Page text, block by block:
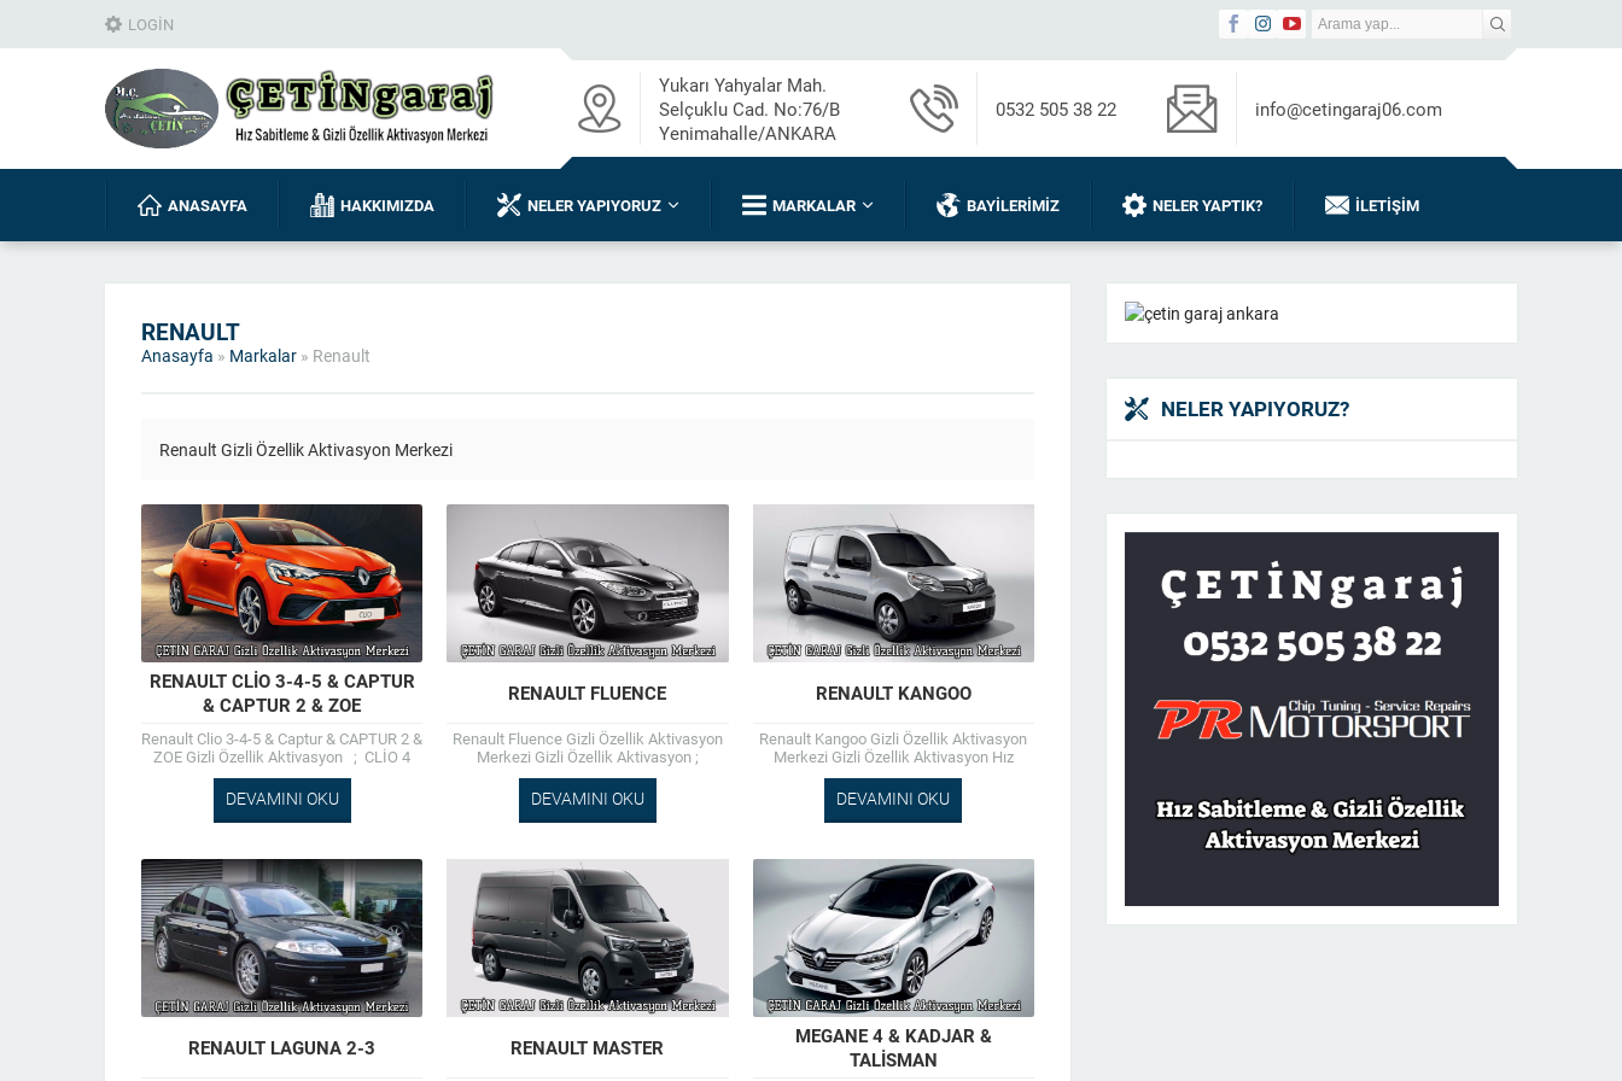
LOGIN
Yukarı Yahyalar Mah.
Selçuklu Cad. No:76/B
Yenimahalle/ANKARA
0532 505 38 22 info@cetingaraj06.com
ANASAYFA HAKKIMIZDA NELER YAPIYORUZ MARKALAR BAYILERIMIZ NELER YAPTIK? İLETIŞIM
RENAULT
Anasayfa » Markalar » Renault
Renault Gizli Özellik Aktivasyon Merkezi
RENAULT CLIO 3-4-5 & CAPTUR
& CAPTUR 2 & ZOE
Renault Clio 3-4-5 & Captur & CAPTUR 2 &
ZOE Gizli Özellik Aktivasyon ; CLİO 4
,Sistem Güncelleme ,Navigasyon
Ekleme...
DEVAMINI OKU
RENAULT FLUENCE
Renault Fluence Gizli Özellik Aktivasyon
Merkezi Gizli Özellik Aktivasyon ;
Kumandadan Cam Kapama ,
Kumandadan Bagaj Açma , Follow Me...
DEVAMINI OKU
RENAULT KANGOO
Renault Kangoo Gizli Özellik Aktivasyon
Merkezi Gizli Özellik Aktivasyon Hız
Sabitleme (Cruise Control) Bluetooth Aux
Montaj Kamera Montaj Chip Tuning...
DEVAMINI OKU
RENAULT LAGUNA 2-3 RENAULT MASTER
MEGANE 4 & KADJAR &
TALİSMAN
NELER YAPIYORUZ?